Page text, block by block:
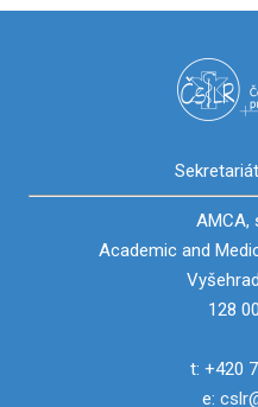
AMCA,
Academic and
128
t: +420
e: